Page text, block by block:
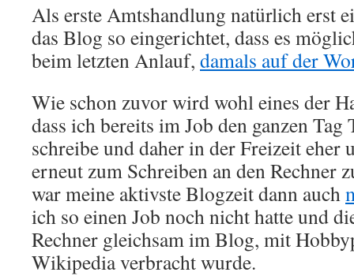
Als erste Amtshandlung natürlich erst
das Blog so eingerichtet, dass es
beim letzten Anlauf, damals auf der
Wie schon zuvor wird wohl eines der
dass ich bereits im Job den ganzen Tag
schreibe und daher in der Freizeit eher
erneut zum Schreiben an den Rechner
war meine aktivste Blogzeit dann auch
ich so einen Job noch nicht hatte und
Rechner gleichsam im Blog, mit
Wikipedia verbracht wurde.